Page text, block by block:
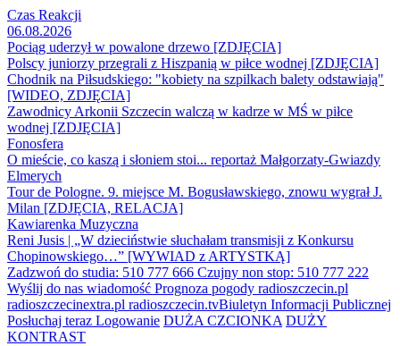
Czas Reakcji
06.08.2026
Pociąg uderzył w powalone drzewo [ZDJĘCIA]
Polscy juniorzy przegrali z Hiszpanią w piłce wodnej [ZDJĘCIA]
Chodnik na Piłsudskiego: "kobiety na szpilkach balety odstawiają"
[WIDEO, ZDJĘCIA]
Zawodnicy Arkonii Szczecin walczą w kadrze w MŚ w piłce
wodnej [ZDJĘCIA]
Fonosfera
O mieście, co kaszą i słoniem stoi... reportaż Małgorzaty-Gwiazdy
Elmerych
Tour de Pologne. 9. miejsce M. Bogusławskiego, znowu wygrał J.
Milan [ZDJĘCIA, RELACJA]
Kawiarenka Muzyczna
Reni Jusis | „W dzieciństwie słuchałam transmisji z Konkursu
Chopinowskiego…” [WYWIAD z ARTYSTKĄ]
Zadzwoń do studia: 510 777 666 Czujny non stop: 510 777 222
Wyślij do nas wiadomość Prognoza pogody radioszczecin.pl
radioszczecinextra.pl radioszczecin.tvBiuletyn Informacji Publicznej
Posłuchaj teraz Logowanie DUŻA CZCIONKA DUŻY
KONTRAST